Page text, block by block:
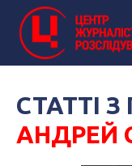
СТАТТІ
АНДРЕЙ